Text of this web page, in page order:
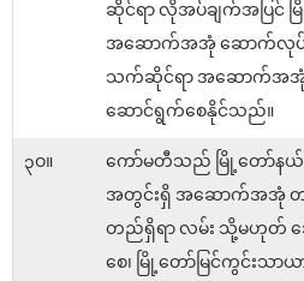
ဆိုင်ရာ လိုအပ်ချက်အပြင်
အဆောက်အအုံ ဆောက်လုပ်ခ
သက်ဆိုင်ရာ အဆောက်အ
ဆောင်ရွက်စေနိုင်သည်။
၃ဝ။
ကော်မတီသည် မြို့တော်န
အတွင်းရှိ အဆောက်အအုံ တ
တည်ရှိရာ လမ်း သို့မဟုတ်
စေ၊ မြို့တော်မြင်ကွင်းသာ